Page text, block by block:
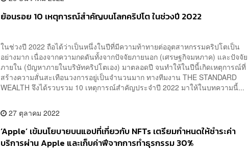
ย้อนรอย 10 เหตุการณ์สำคัญบนโลกคริปโต ในช่วงปี 2022
ในช่วงปี 2022 ถือได้ว่าเป็นหนึ่งในปีที่มีความท้าทายต่ออุตสาหกรรมคริปโตเป็น
อย่างมาก เนื่องจากความกดดันทั้งจากปัจจัยภายนอก (เศรษฐกิจมหภาค) และปัจจัย
ภายใน (ปัญหาภายในบริษัทคริปโตเอง) มาตลอดปี จนทำให้ในปีนี้เกิดเหตุการณ์ที่
สร้างความสั่นสะเทือนวงการอยู่เป็นจำนวนมาก ทางทีมงาน THE STANDARD
WEALTH จึงได้รวบรวม 10 เหตุการณ์สำคัญประจำปี 2022 มาให้ในบทความนี้...
27 ตุลาคม 2022
‘Apple’ เข้มนโยบายบนแอปที่เกี่ยวกับ NFTs เตรียมกำหนดให้ชำระค่า
บริการผ่าน Apple และเก็บค่าฟีจากการทำธุรกรรม 30%